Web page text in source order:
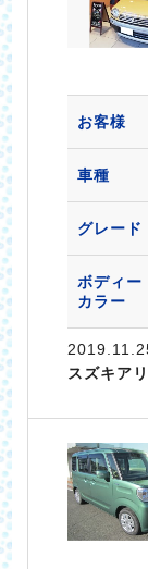
お客様
車種
グレード
ボディー
カラー
スズキア